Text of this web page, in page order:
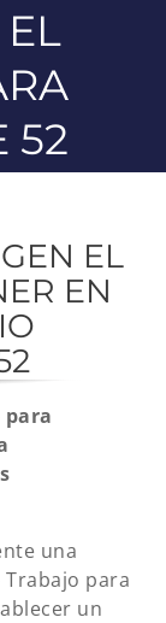
52
EL
EN
para
una
para
un